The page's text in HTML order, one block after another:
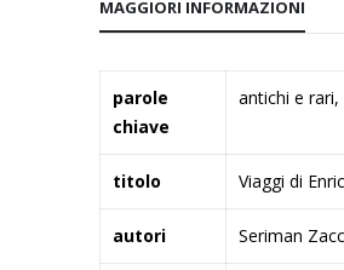
della
di
immagini
MAGGIORI INFORMAZIONI
Informazioni
parole
chiave
antichi e
titolo Viaggi di
autori Seriman